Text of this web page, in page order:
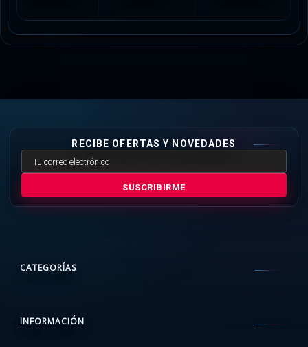
RECIBE OFERTAS Y NOVEDADES
SUSCRIBIRME
CATEGORÍAS
INFORMACIÓN